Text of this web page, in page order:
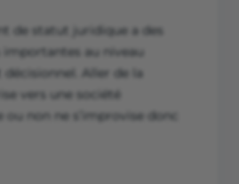
de statut juridique a des
importantes au niveau
décisionnel. Aller de la
vers une société
ou non ne s’improvise donc